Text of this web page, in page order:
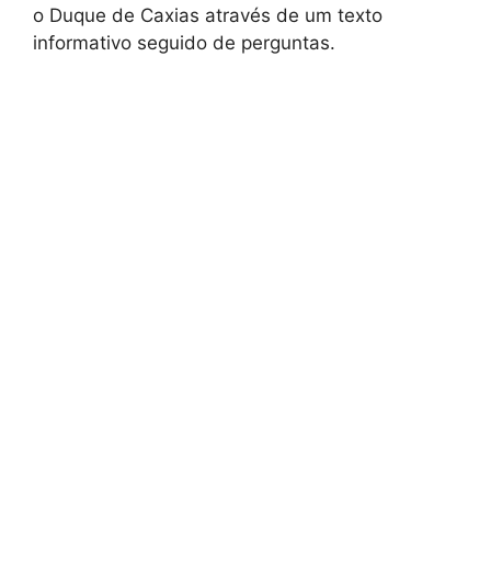
o Duque de Caxias através de um texto
informativo seguido de perguntas.